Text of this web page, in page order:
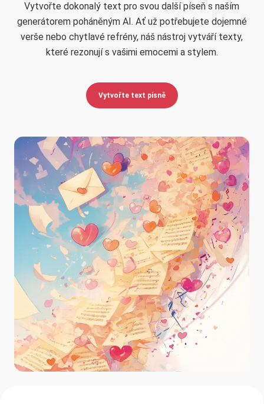
Vytvořte dokonalý text pro svou další píseň s naším
generátorem poháněným AI. Ať už potřebujete dojemné
verše nebo chytlavé refrény, náš nástroj vytváří texty,
které rezonují s vašimi emocemi a stylem.
Vytvořte text písně